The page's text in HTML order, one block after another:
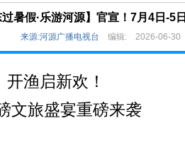
过暑假·乐游河源】官宣！7月4日-5
来源:河源广播电视台 编辑: 2026-06-30
渔启新欢！
文旅盛宴重磅来袭